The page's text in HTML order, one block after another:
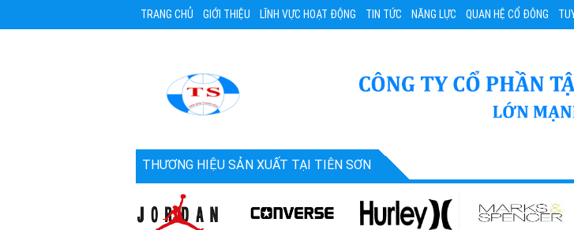
TRANG CHỦ GIỚI THIỆU LĨNH VỰC HOẠT ĐỘNG TIN TỨC NĂNG LỰC QUAN HỆ CỔ ĐÔNG
THƯƠNG HIỆU SẢN XUẤT TẠI TIÊN SƠN